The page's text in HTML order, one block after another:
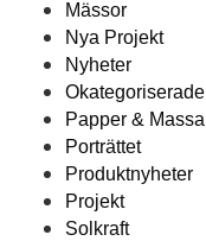
Mässor
Nya Projekt
Nyheter
Okategoriserade
Papper & Massa
Porträttet
Produktnyheter
Projekt
Solkraft